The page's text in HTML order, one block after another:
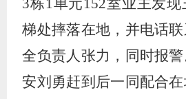
3栋1单元152室业主发
梯处摔落在地，并电话
全负责人张力，同时报
安刘勇赶到后一同配合